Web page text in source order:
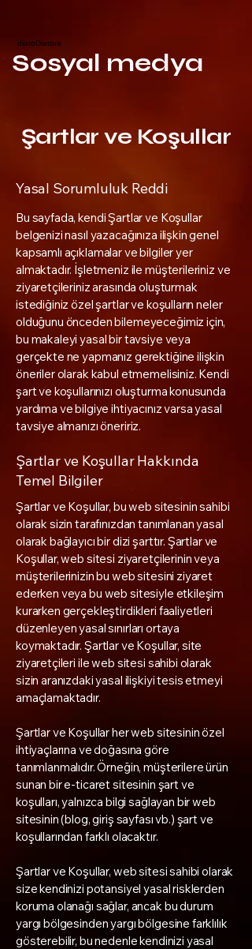
diatoDiatora
Sosyal medya
Şartlar ve Koşullar
Yasal Sorumluluk Reddi
Bu sayfada, kendi Şartlar ve Koşullar
belgenizi nasıl yazacağınıza ilişkin genel
kapsamlı açıklamalar ve bilgiler yer
almaktadır. İşletmeniz ile müşterileriniz ve
ziyaretçileriniz arasında oluşturmak
istediğiniz özel şartlar ve koşulların neler
olduğunu önceden bilemeyeceğimiz için,
bu makaleyi yasal bir tavsiye veya
gerçekte ne yapmanız gerektiğine ilişkin
öneriler olarak kabul etmemelisiniz. Kendi
şart ve koşullarınızı oluşturma konusunda
yardıma ve bilgiye ihtiyacınız varsa yasal
tavsiye almanızı öneririz.
Şartlar ve Koşullar Hakkında
Temel Bilgiler
Şartlar ve Koşullar, bu web sitesinin sahibi
olarak sizin tarafınızdan tanımlanan yasal
olarak bağlayıcı bir dizi şarttır. Şartlar ve
Koşullar, web sitesi ziyaretçilerinin veya
müşterilerinizin bu web sitesini ziyaret
ederken veya bu web sitesiyle etkileşim
kurarken gerçekleştirdikleri faaliyetleri
düzenleyen yasal sınırları ortaya
koymaktadır. Şartlar ve Koşullar, site
ziyaretçileri ile web sitesi sahibi olarak
sizin aranızdaki yasal ilişkiyi tesis etmeyi
amaçlamaktadır.
Şartlar ve Koşullar her web sitesinin özel
ihtiyaçlarına ve doğasına göre
tanımlanmalıdır. Örneğin, müşterilere ürün
sunan bir e-ticaret sitesinin şart ve
koşulları, yalnızca bilgi sağlayan bir web
sitesinin (blog, giriş sayfası vb.) şart ve
koşullarından farklı olacaktır.
Şartlar ve Koşullar, web sitesi sahibi olarak
size kendinizi potansiyel yasal risklerden
koruma olanağı sağlar, ancak bu durum
yargı bölgesinden yargı bölgesine farklılık
gösterebilir, bu nedenle kendinizi yasal